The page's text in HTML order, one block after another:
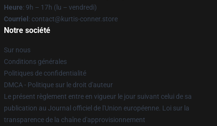
Heure: 9h – 17h (lu – vendredi)
Courriel : contact@kurtis-conner.store
Notre société
Sur nous
Conditions générales
Politiques de confidentialité
DMCA - Politique sur le droit d'auteur
Le présent règlement entre en vigueur le jour suivant celui de sa
publication au Journal officiel de l'Union européenne. Loi sur la
transparence de la chaîne d'approvisionnement